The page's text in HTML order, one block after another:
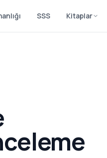
SSS Kitaplar